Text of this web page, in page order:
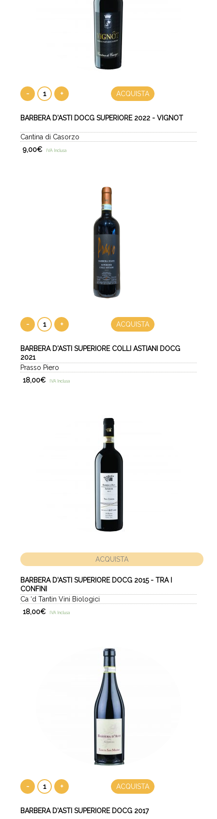
- + ACQUISTA
BARBERA D'ASTI DOCG SUPERIORE 2022 - VIGNOT
Cantina di Casorzo
9,00€ IVA Inclusa
- + ACQUISTA
BARBERA D'ASTI SUPERIORE COLLI ASTIANI DOCG
2021
Prasso Piero
18,00€ IVA Inclusa
ACQUISTA
BARBERA D'ASTI SUPERIORE DOCG 2015 - TRA I
CONFINI
Ca ‘d Tantin Vini Biologici
18,00€ IVA Inclusa
- + ACQUISTA
BARBERA D'ASTI SUPERIORE DOCG 2017